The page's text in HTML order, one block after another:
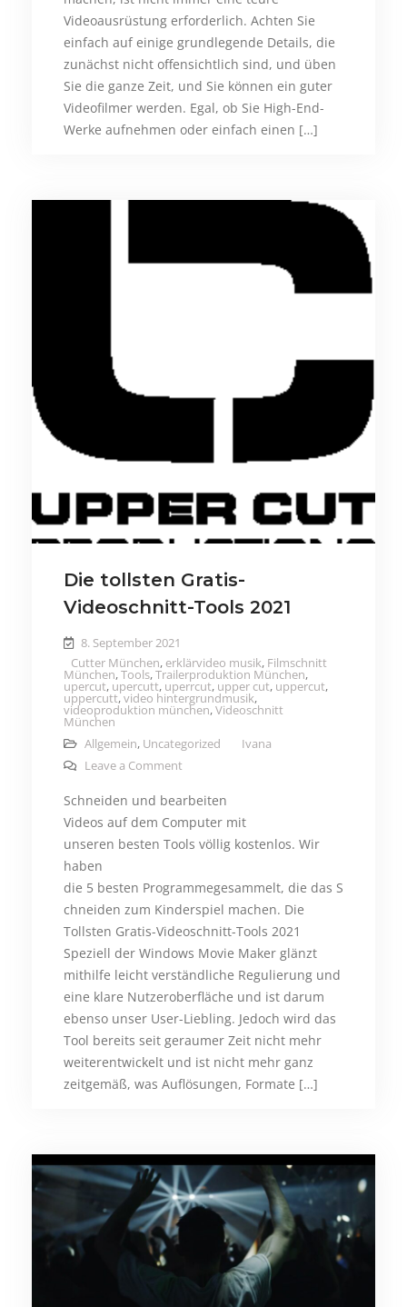
Videoausrüstung erforderlich. Achten Sie
einfach auf einige grundlegende Details, die
zunächst nicht offensichtlich sind, und üben
Sie die ganze Zeit, und Sie können ein guter
Videofilmer werden. Egal, ob Sie High-End-
Werke aufnehmen oder einfach einen […]
Die tollsten Gratis-
Videoschnitt-Tools 2021
8. September 2021
Cutter München, erklärvideo musik, Filmschnitt
München,Tools,Trailerproduktion München,
upercut, upercutt, uperrcut, upper cut, uppercut,
uppercutt,video hintergrundmusik,
videoproduktion münchen,Videoschnitt
München
Allgemein, Uncategorized
Ivana
Leave a Comment
Schneiden und bearbeiten
Videos auf dem Computer mit
unseren besten Tools völlig kostenlos. Wir
haben
die 5 besten Programmegesammelt, die das S
chneiden zum Kinderspiel machen. Die
Tollsten Gratis-Videoschnitt-Tools 2021
Speziell der Windows Movie Maker glänzt
mithilfe leicht verständliche Regulierung und
eine klare Nutzeroberfläche und ist darum
ebenso unser User-Liebling. Jedoch wird das
Tool bereits seit geraumer Zeit nicht mehr
weiterentwickelt und ist nicht mehr ganz
zeitgemäß, was Auflösungen, Formate […]